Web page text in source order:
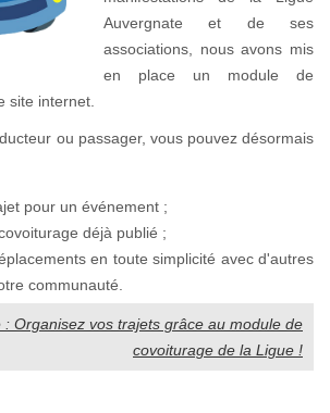
Auvergnate et de ses
associations, nous avons mis
en place un module de
site internet.
ou passager, vous pouvez désormais
pour un événement ;
déjà publié ;
en toute simplicité avec d'autres
communauté.
: Organisez vos trajets grâce au module de
covoiturage de la Ligue !